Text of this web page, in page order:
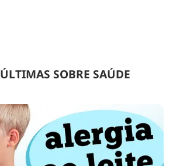
ÚLTIMAS SOBRE SAÚDE